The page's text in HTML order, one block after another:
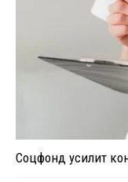
Соцфонд усилит